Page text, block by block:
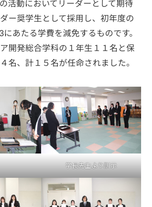
活動においてリーダーとして期待
ー奨学生として採用し、初年度の
あたる学費を減免するものです。
開発総合学科の１年生１１名と保
名、計１５名が任命されました。
学長先生より訓示